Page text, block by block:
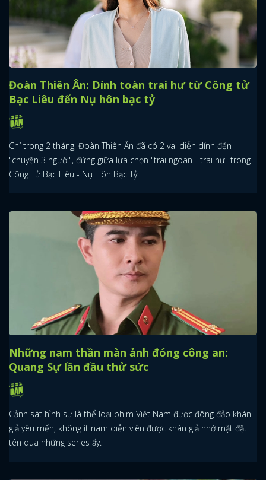
Đoàn Thiên Ân: Dính toàn trai hư từ Công tử
Bạc Liêu đến Nụ hôn bạc tỷ
Chỉ trong 2 tháng, Đoàn Thiên Ân đã có 2 vai diễn dính đến
"chuyện 3 người", đứng giữa lựa chọn "trai ngoan - trai hư" trong
Công Tử Bạc Liêu - Nụ Hôn Bạc Tỷ.
Những nam thần màn ảnh đóng công an:
Quang Sự lần đầu thử sức
Cảnh sát hình sự là thể loại phim Việt Nam được đông đảo khán
giả yêu mến, không ít nam diễn viên được khán giả nhớ mặt đặt
tên qua những series ấy.